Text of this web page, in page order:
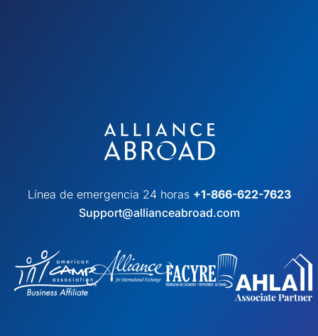
Línea de emergencia 24 horas +1-866-622-7623
Support@allianceabroad.com